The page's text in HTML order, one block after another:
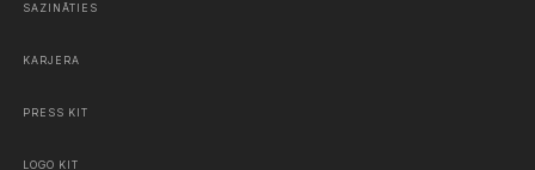
SAZINĀTIES
KARJERA
PRESS KIT
LOGO KIT